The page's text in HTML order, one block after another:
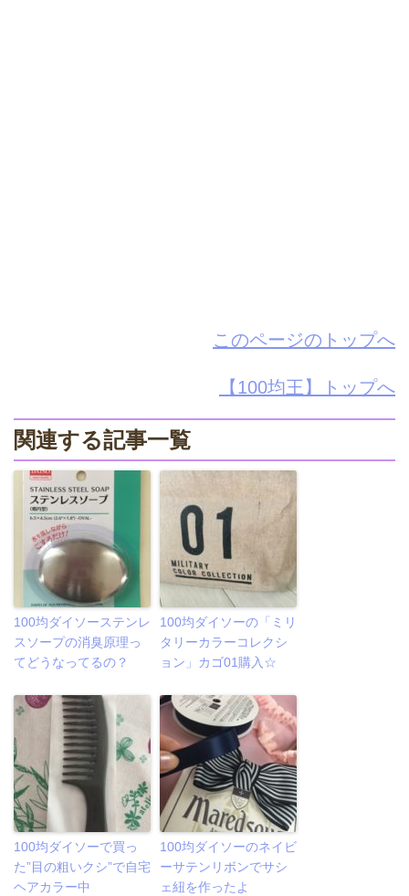
このページのトップへ
【100均王】トップへ
関連する記事一覧
100均ダイソーステンレ
スソープの消臭原理っ
てどうなってるの？
100均ダイソーの「ミリ
タリーカラーコレクシ
ョン」カゴ01購入☆
100均ダイソーで買っ
た”目の粗いクシ”で自宅
ヘアカラー中
100均ダイソーのネイビ
ーサテンリボンでサシ
ェ紐を作ったよ